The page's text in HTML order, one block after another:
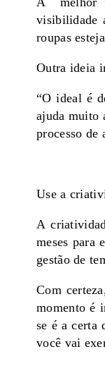
visibilidade
roupas
Outra ideia
“O ideal é
ajuda muito
processo de
Use a
A
meses para
gestão de
Com
momento é
se é a certa
você vai